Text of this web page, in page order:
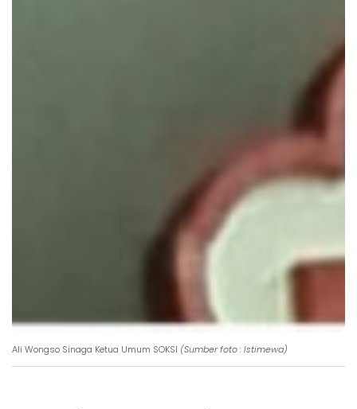
Ali Wongso Sinaga Ketua Umum SOKSI (Sumber foto : Istimewa)